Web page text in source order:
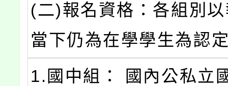
(二)報名資格：各組別
當下仍為在學學生為認
1.國中組： 國內公私立